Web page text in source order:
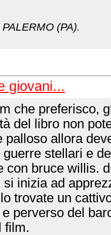
(PA).
giovani...
che preferisco,
del libro non
palloso allora
stellari e
con bruce willis.
inizia ad
trovate un
perverso del
film.